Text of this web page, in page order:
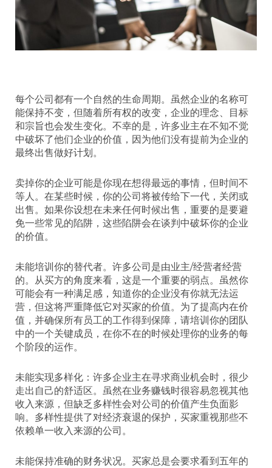
每个公司都有一个自然的生命周期。虽然企业的名称可
能保持不变，但随着所有权的改变，企业的理念、目标
和宗旨也会发生变化。不幸的是，许多业主在不知不觉
中破坏了他们企业的价值，因为他们没有提前为企业的
最终出售做好计划。
卖掉你的企业可能是你现在想得最远的事情，但时间不
等人。在某些时候，你的公司将被传给下一代，关闭或
出售。如果你设想在未来任何时候出售，重要的是要避
免一些常见的陷阱，这些陷阱会在谈判中破坏你的企业
的价值。
未能培训你的替代者。许多公司是由业主/经营者经营
的。从买方的角度来看，这是一个重要的弱点。虽然你
可能会有一种满足感，知道你的企业没有你就无法运
营，但这将严重降低它对买家的价值。为了提高内在价
值，并确保所有员工的工作得到保障，请培训你的团队
中的一个关键成员，在你不在的时候处理你的业务的每
个阶段的运作。
未能实现多样化：许多企业主在寻求商业机会时，很少
走出自己的舒适区。虽然在业务赚钱时很容易忽视其他
收入来源，但缺乏多样性会对公司的价值产生负面影
响。多样性提供了对经济衰退的保护，买家重视那些不
依赖单一收入来源的公司。
未能保持准确的财务状况。买家总是会要求看到五年的